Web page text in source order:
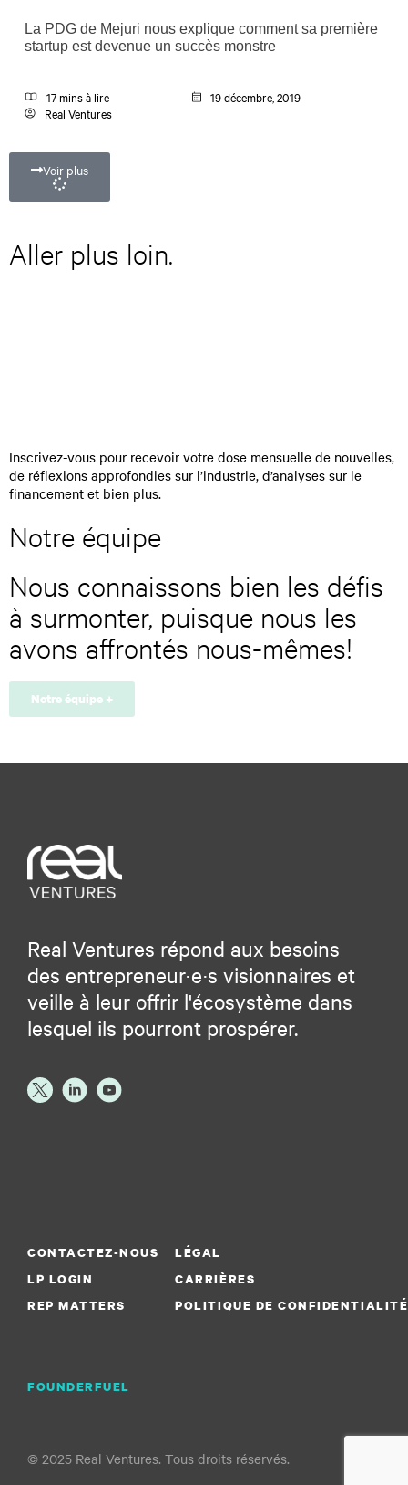
La PDG de Mejuri nous explique comment sa première
startup est devenue un succès monstre
17 mins à lire
19 décembre, 2019
Real Ventures
Voir plus
Aller plus loin.
o
t
r
c
o
r
r
i
l
Inscrivez-vous pour recevoir votre dose mensuelle de nouvelles,
de réflexions approfondies sur l’industrie, d’analyses sur le
financement et bien plus.
Notre équipe
Nous connaissons bien les défis
à surmonter, puisque nous les
avons affrontés nous-mêmes!
Notre équipe +
Real Ventures répond aux besoins
des entrepreneur·e·s visionnaires et
veille à leur offrir l'écosystème dans
lesquel ils pourront prospérer.
CONTACTEZ-NOUS
LÉGAL
LP LOGIN
FOUNDERFUEL
CARRIÈRES
REP MATTERS
POLITIQUE DE CONFIDENTIALITÉ
© 2025 Real Ventures. Tous droits réservés.